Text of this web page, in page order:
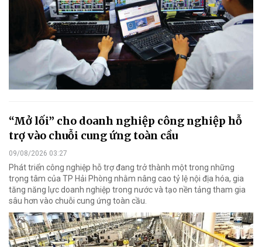
“Mở lối” cho doanh nghiệp công nghiệp hỗ
trợ vào chuỗi cung ứng toàn cầu
09/08/2026 03:27
Phát triển công nghiệp hỗ trợ đang trở thành một trong những
trọng tâm của TP Hải Phòng nhằm nâng cao tỷ lệ nội địa hóa, gia
tăng năng lực doanh nghiệp trong nước và tạo nền tảng tham gia
sâu hơn vào chuỗi cung ứng toàn cầu.